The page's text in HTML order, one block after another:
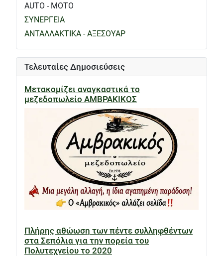
AUTO - MOTO
ΣΥΝΕΡΓΕΙΑ
ΑΝΤΑΛΛΑΚΤΙΚΑ - ΑΞΕΣΟΥΑΡ
Τελευταίες Δημοσιεύσεις
Μετακομίζει αναγκαστικά το
μεζεδοπωλείο ΑΜΒΡΑΚΙΚΟΣ
Πλήρης αθώωση των πέντε συλληφθέντων
στα Σεπόλια για την πορεία του
Πολυτεχνείου το 2020